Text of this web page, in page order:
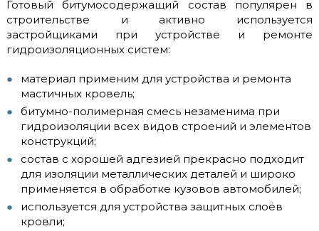
Готовый битумосодержащий состав популярен в
строительстве и активно используется
застройщиками при устройстве и ремонте
гидроизоляционных систем:
материал применим для устройства и ремонта
мастичных кровель;
битумно-полимерная смесь незаменима при
гидроизоляции всех видов строений и элементов
конструкций;
состав с хорошей адгезией прекрасно подходит
для изоляции металлических деталей и широко
применяется в обработке кузовов автомобилей;
используется для устройства защитных слоёв
кровли;